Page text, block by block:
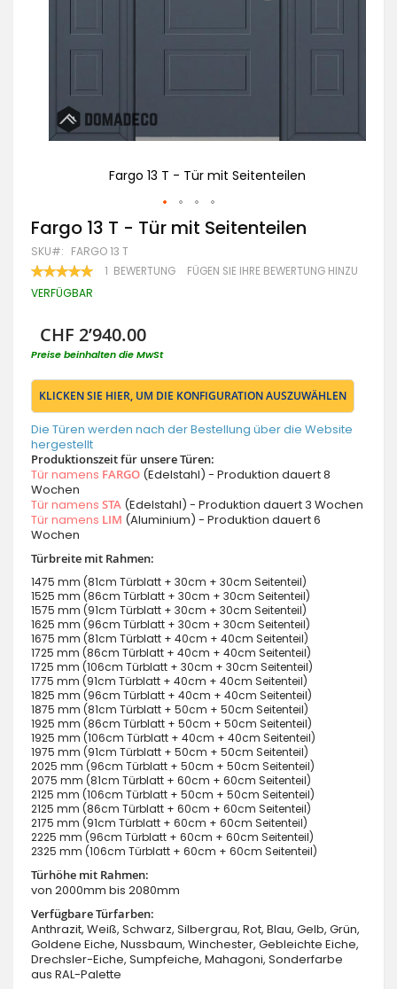
Fargo 13 T - Tür mit Seitenteilen
Zum
Anfang
der
Bildgalerie
springen
Fargo 13 T - Tür mit Seitenteilen
SKU FARGO 13 T
BEWERTUNG:
100
1 BEWERTUNG FÜGEN SIE IHRE BEWERTUNG HINZU
VERFÜGBAR
CHF 2’940.00
Preise beinhalten die MwSt
KLICKEN SIE HIER, UM DIE KONFIGURATION AUSZUWÄHLEN
Die Türen werden nach der Bestellung über die Website
hergestellt
Produktionszeit für unsere Türen:
Tür namens FARGO (Edelstahl) - Produktion dauert 8
Wochen
Tür namens STA (Edelstahl) - Produktion dauert 3 Wochen
Tür namens LIM (Aluminium) - Produktion dauert 6
Wochen
Türbreite mit Rahmen:
1475 mm (81cm Türblatt + 30cm + 30cm Seitenteil)
1525 mm (86cm Türblatt + 30cm + 30cm Seitenteil)
1575 mm (91cm Türblatt + 30cm + 30cm Seitenteil)
1625 mm (96cm Türblatt + 30cm + 30cm Seitenteil)
1675 mm (81cm Türblatt + 40cm + 40cm Seitenteil)
1725 mm (86cm Türblatt + 40cm + 40cm Seitenteil)
1725 mm (106cm Türblatt + 30cm + 30cm Seitenteil)
1775 mm (91cm Türblatt + 40cm + 40cm Seitenteil)
1825 mm (96cm Türblatt + 40cm + 40cm Seitenteil)
1875 mm (81cm Türblatt + 50cm + 50cm Seitenteil)
1925 mm (86cm Türblatt + 50cm + 50cm Seitenteil)
1925 mm (106cm Türblatt + 40cm + 40cm Seitenteil)
1975 mm (91cm Türblatt + 50cm + 50cm Seitenteil)
2025 mm (96cm Türblatt + 50cm + 50cm Seitenteil)
2075 mm (81cm Türblatt + 60cm + 60cm Seitenteil)
2125 mm (106cm Türblatt + 50cm + 50cm Seitenteil)
2125 mm (86cm Türblatt + 60cm + 60cm Seitenteil)
2175 mm (91cm Türblatt + 60cm + 60cm Seitenteil)
2225 mm (96cm Türblatt + 60cm + 60cm Seitenteil)
2325 mm (106cm Türblatt + 60cm + 60cm Seitenteil)
Türhöhe mit Rahmen:
von 2000mm bis 2080mm
Verfügbare Türfarben:
Anthrazit, Weiß, Schwarz, Silbergrau, Rot, Blau, Gelb, Grün,
Goldene Eiche, Nussbaum, Winchester, Gebleichte Eiche,
Drechsler-Eiche, Sumpfeiche, Mahagoni, Sonderfarbe
aus RAL-Palette